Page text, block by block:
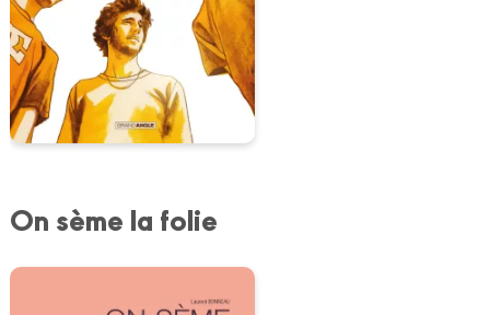
On sème la folie